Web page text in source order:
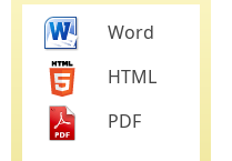
Word
HTML
PDF